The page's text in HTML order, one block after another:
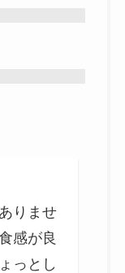
りませ
感が良
っとし